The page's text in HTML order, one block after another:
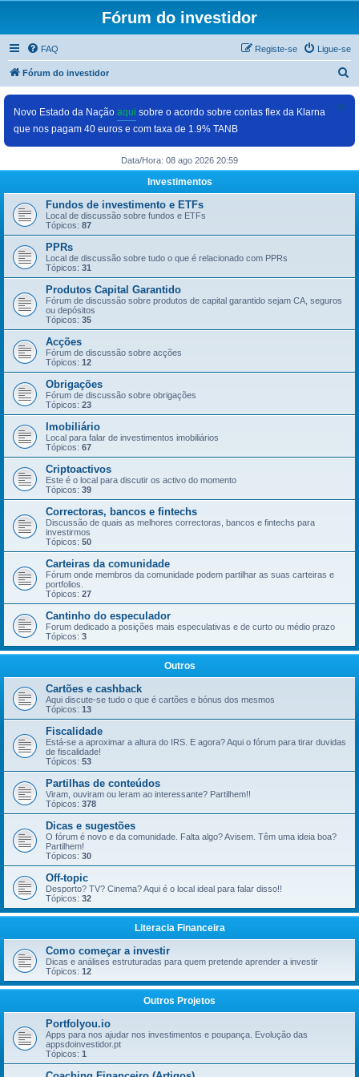
Fórum do investidor
FAQ Ligue-se
Registe-se
Fórum do investidor
u
i
Novo Estado da Nação aqui sobre o acordo sobre contas flex da Klarna
que nos pagam 40 euros e com taxa de 1.9% TANB
Data/Hora: 08 ago 2026 20:59
Investimentos
Fundos de investimento e ETFs
Local de discussão sobre fundos e ETFs
Tópicos: 87
PPRs
Local de discussão sobre tudo o que é relacionado com PPRs
Tópicos: 31
Produtos Capital Garantido
Fórum de discussão sobre produtos de capital garantido sejam CA, seguros
ou depósitos
Tópicos: 35
Acções
Fórum de discussão sobre acções
Tópicos: 12
Obrigações
Fórum de discussão sobre obrigações
Tópicos: 23
Imobiliário
Local para falar de investimentos imobiliários
Tópicos: 67
Criptoactivos
Este é o local para discutir os activo do momento
Tópicos: 39
Correctoras, bancos e fintechs
Discussão de quais as melhores correctoras, bancos e fintechs para
investirmos
Tópicos: 50
Carteiras da comunidade
Fórum onde membros da comunidade podem partilhar as suas carteiras e
portfolios.
Tópicos: 27
Cantinho do especulador
Forum dedicado a posições mais especulativas e de curto ou médio prazo
Tópicos: 3
Outros
Cartões e cashback
Aqui discute-se tudo o que é cartões e bónus dos mesmos
Tópicos: 13
Fiscalidade
Está-se a aproximar a altura do IRS. E agora? Aqui o fórum para tirar duvidas
de fiscalidade!
Tópicos: 53
Partilhas de conteúdos
Viram, ouviram ou leram ao interessante? Partilhem!!
Tópicos: 378
Dicas e sugestões
O fórum é novo e da comunidade. Falta algo? Avisem. Têm uma ideia boa?
Partilhem!
Tópicos: 30
Off-topic
Desporto? TV? Cinema? Aqui é o local ideal para falar disso!!
Tópicos: 32
Literacia Financeira
Como começar a investir
Dicas e análises estruturadas para quem pretende aprender a investir
Tópicos: 12
Outros Projetos
Portfolyou.io
Apps para nos ajudar nos investimentos e poupança. Evolução das
appsdoinvestidor.pt
Tópicos: 1